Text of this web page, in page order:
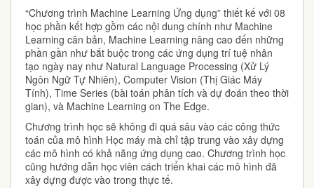
“Chương trình Machine Learning Ứng dụng” thiết kế với 08
học phần kết hợp gồm các nội dung chính như Machine
Learning căn bản, Machine Learning nâng cao đến những
phần gần như bắt buộc trong các ứng dụng trí tuệ nhân
tạo ngày nay như Natural Language Processing (Xử Lý
Ngôn Ngữ Tự Nhiên), Computer Vision (Thị Giác Máy
Tính), Time Series (bài toán phân tích và dự đoán theo thời
gian), và Machine Learning on The Edge.
Chương trình học sẽ không đi quá sâu vào các công thức
toán của mô hình Học máy mà chỉ tập trung vào xây dựng
các mô hình có khả năng ứng dụng cao. Chương trình học
cũng hướng dẫn học viên cách triển khai các mô hình đã
xây dựng được vào trong thực tế.